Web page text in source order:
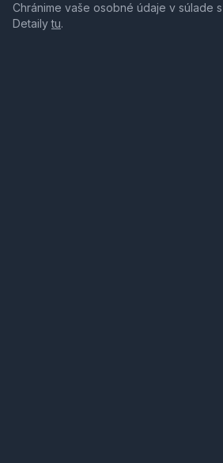
Chránime vaše osobné údaje v súlade
Detailytu.